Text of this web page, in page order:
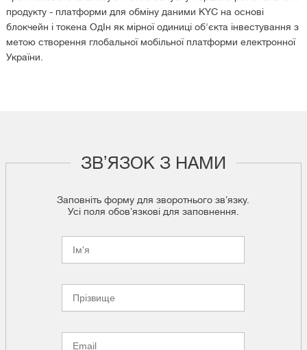
продукту - платформи для обміну даними KYC на основі
блокчейн і токена ОдІн як мірної одиниці об'єкта інвестування з
метою створення глобальної мобільної платформи електронної
України.
ЗВʼЯЗОК З НАМИ
Заповніть форму для зворотнього звʼязку.
Усі поля обовʼязкові для заповнення.